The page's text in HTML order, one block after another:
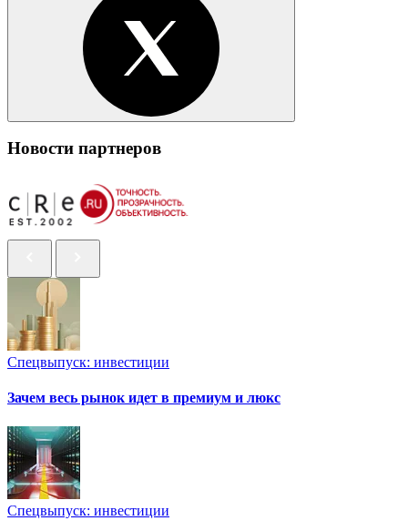
Новости партнеров
Спецвыпуск: инвестиции
Зачем весь рынок идет в премиум и люкс
Спецвыпуск: инвестиции